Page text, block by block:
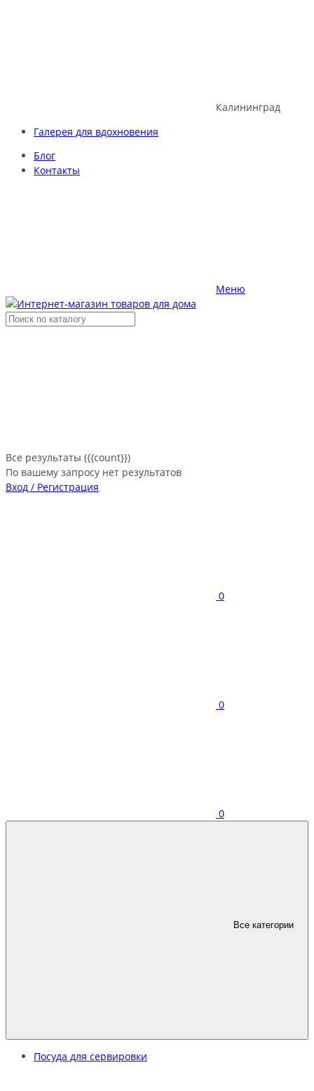
Калининград
Галерея для вдохновения
Блог
Контакты
Меню
Все результаты ({{count}})
По вашему запросу нет результатов
Вход / Регистрация
0
0
0
Все категории
Посуда для сервировки